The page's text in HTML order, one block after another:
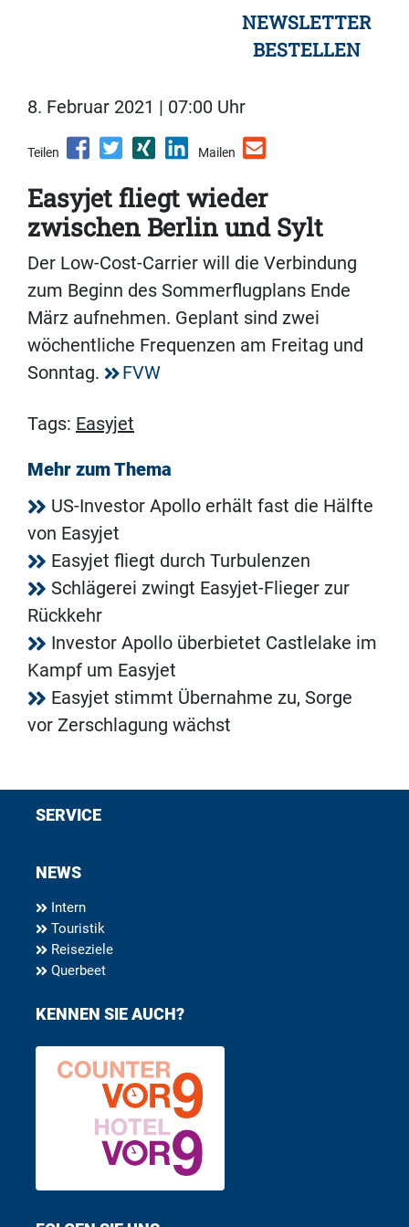
NEWSLETTER
BESTELLEN
8. Februar 2021 | 07:00 Uhr
Teilen Mailen
Easyjet fliegt wieder
zwischen Berlin und Sylt
Der Low-Cost-Carrier will die Verbindung
zum Beginn des Sommerflugplans Ende
März aufnehmen. Geplant sind zwei
wöchentliche Frequenzen am Freitag und
Sonntag.
FVW
Tags: Easyjet
Mehr zum Thema
US-Investor Apollo erhält fast die Hälfte
von Easyjet
Easyjet fliegt durch Turbulenzen
Schlägerei zwingt Easyjet-Flieger zur
Rückkehr
Investor Apollo überbietet Castlelake im
Kampf um Easyjet
Easyjet stimmt Übernahme zu, Sorge
vor Zerschlagung wächst
SERVICE
NEWS
Intern
Touristik
Reiseziele
Querbeet
KENNEN SIE AUCH?